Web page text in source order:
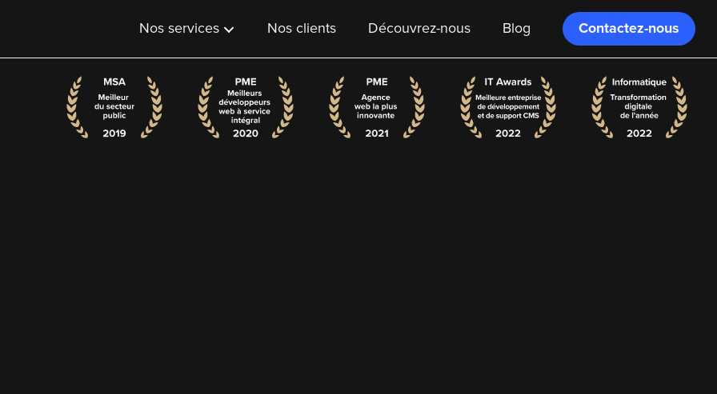
Nos services Nos clients Découvrez-nous Blog Contactez-nous